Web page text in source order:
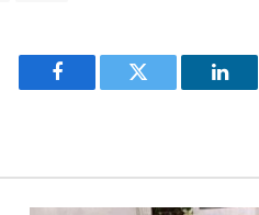
Facebook Twitter